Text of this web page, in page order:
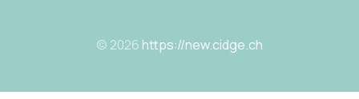
© 2026 https://new.cidge.ch